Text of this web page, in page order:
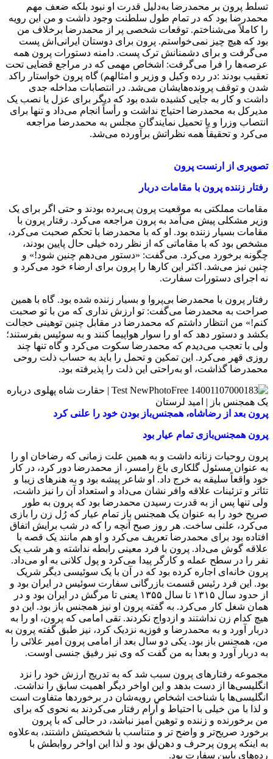
تسلط پرون بر محمدرضا به‌دلیل قدرت او نبود بلکه ضعف مهم
محمدرضا بود که در تمام طول سلطنت وجود داشت و من این رویه
را کاملاً می‌شناختم. توقعات شخصی پر از محمدرضا برخلاف من
بود که هیچ چیز نمی‌خواستم. پرون برای دوستان ایرانی‌اش پست
می‌گرفت و برای دشمنانش ترک پست. دامنه‌ دستورات پرون همه
عرصه‌ها را فرا می‌گرفت: اشخاص مهمی که در مراجع قضایی تحت
تعقیب بودند :در رده وکیل و وزیر و امثالهم) گاه پرون خواستار راکد
شدن و توقف پرونده‌هایشان می‌شد. در انتصابات مداخله جدی
داشت و کار به جایی کشیده شده بود که دیگر برای عزل یا نصب یک
مدیرکل به محمدرضا احتیاج نداشت و رأساً انجام می‌داد و تنها برای
انتصاب وزرا و یا تحمیل نمایندگان مجلس به محمدرضا مراجعه
می‌کرد و تحقیقاً همه نظراتش برآورده می‌شد.
تصویری از ارنست پرون
رفتار زننده پرون با مقامات دربار
مقامات مملکتی به موقعیت پرون پی‌برده بودند و حتی اگر برای یک
وزیر مشکلی پیش می‌آمد به پرون مراجعه می‌کرد. رفتار پرون با
مقامات بسیار زننده بود. او که با محمدرضا با تحکم صحبت می‌کرد،
مشخص بود که با مقاماتی که از نظر رده خیلی حال پایین بودند،
چگونه برخورد می‌کرد. می‌گفت: «دستور می‌دهم چنین شود!» و
چنین نیز می‌شد. اکثر این کارها را پرون برای ارضاء خود می‌کرد و
نه اجرای دستورات سفارت.
رفتار پرون با محمدرضا بی‌پروا و بسیار زننده شده بود. گاه با همین
صراحت به محمدرضا می‌گفت: تو ارزش نداری که من با تو صحبت
کنم!» من انتظار داشتم که محمدرضا در مقابل چنین توهینی خجالت
بکشد و دستور دهد که او را سوار هواپیما کنند و به سوئیس بفرستند؛
ولی با تعجب می‌دیدم که محمدرضا سکوت می‌کرد و گاه تنها چند
روزی قهر می‌کرد. این تمکین و تحمل را باید به حساب ذلت روحی
محمدرضا گذاشت، او به‌راحتی این ذلت را پذیرفته بود.
پرون بعد از رضاشاه، همجنس‌باز بودن خود را علنی کرد
پرون همجنس‌بازی تمام عیار بود
پرون روحیات زنانه داشت و به همین علت زمانی که رضاخان او را
به عنوان مسئول گلکاری باغ رامسر، از محمدرضا دور کرد، در کار
خود واقعاً سلیقه به خرج داد. او شاعر پیشه بود و به هنرهای زیبا و
تئاتر و تزئینات علاقه وافر نشان می‌داد و استعداد آن را نیز داشت،
ولی تنها پس از به قدرت رسیدن محمدرضا بود که پرون به طور
صریح خود را به عنوان یک همجنس باز تمام عیار که رُل زن را بازی
می‌کرد، علنی ساخت. هر روز صبح آنچه را که در شب برایش اتفاق
افتاده بود برای محمدرضا تعریف می‌کرد و او هم مانند یک قصه با
علاقه گوش می‌داد. پرون با فرد معینی رابطه نداشته و هر شب یک
نفر را در سطح عمله و کارگر پیدا می‌کرد و پول کلانی به او می‌داد.
پرون خانه‌ای اجاره کرده بود که در آن با یک سوئیسی دیگر شریک
بود. این فرد رئیس قسمت بازرگانی سفارت سوئیس در ایران بود و
از حدود سال ۱۳۱۵ تا سال ۱۳۵۵ یعنی تا مرگش در ایران بود و در
همان شغل کار می‌کرد. به گفته پرون او نیز همجنس باز بود. این دو
هیچ کدام زن نداشتند و ازدواج نکردند. تقی امامی که پرون، او را به
دربار آورد و به محمدرضا و فوزیه نزدیک کرد، نیز طبق گفته پرون به
من، همجنس باز بود. یکی دو سال بعد از امامی پرون امیر علائی را
به دربار آورد و بعداً به من گفت که وی نیز رفیق جنسی اوست.
مجموعه رفتارهای پرون سبب شد که به تدریج ارزش خود را نزد
انگلیسی‌ها از دست بدهد و این اواخر دیگر اهمیت سابق را نداشت.
انگلیسی‌ها با شناخت اشخاص رویه‌شان در برخوردها متفاوت است
و لذا با من خیلی با احتیاط و آرام رفتار می‌کردند به نحوی که برای
من برخورنده و زننده و توهین آمیز نباشد، در حالی که با پرون
برخورد صریح‌تر و واضح تر و متناسب با شخصیتش داشتند، به‌علاوه
به اینکه پرون پرحرف و دهن‌لق بود و لذا این اواخر روابطش با
رده‌های پایین سفارت بود.